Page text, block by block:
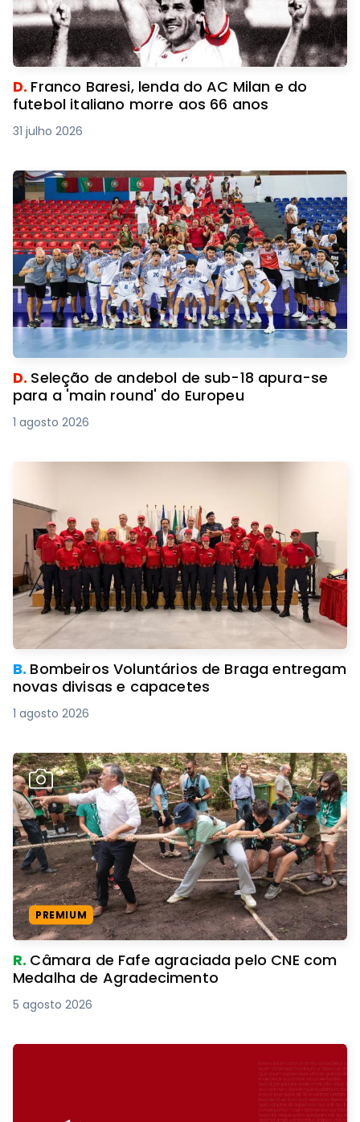
D. Franco Baresi, lenda do AC Milan e do
futebol italiano morre aos 66 anos
31 julho 2026
D. Seleção de andebol de sub-18 apura-se
para a 'main round' do Europeu
1 agosto 2026
B. Bombeiros Voluntários de Braga entregam
novas divisas e capacetes
1 agosto 2026
PREMIUM
R. Câmara de Fafe agraciada pelo CNE com
Medalha de Agradecimento
5 agosto 2026